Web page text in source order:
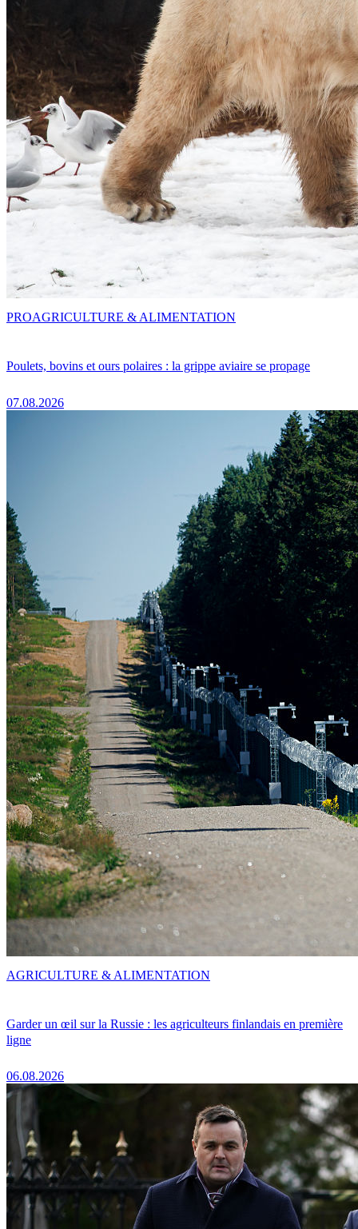
Poulets, bovins et ours polaires : la grippe aviaire se propage
07.08.2026
PROAGRICULTURE & ALIMENTATION
Garder un œil sur la Russie : les agriculteurs finlandais en première
ligne
06.08.2026
AGRICULTURE & ALIMENTATION